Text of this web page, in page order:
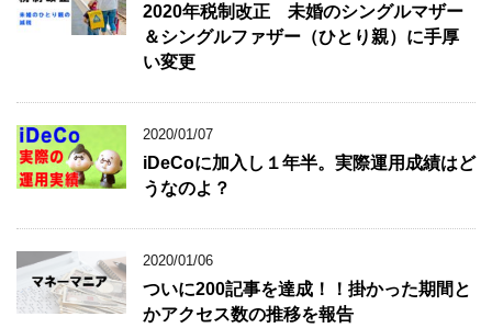
2020年税制改正 未婚のシングルマザー
＆シングルファザー（ひとり親）に手厚
い変更
2020/01/07
iDeCoに加入し１年半。実際運用成績はど
うなのよ？
2020/01/06
ついに200記事を達成！！掛かった期間と
かアクセス数の推移を報告